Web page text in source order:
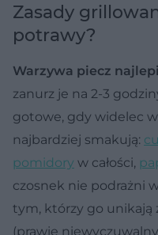
Zasady
potrawy?
Warzywa piecz
zanurz je na 2-3
gotowe, gdy widelec
najbardziej smakują:
pomidory w całości,
czosnek nie podrażni
tym, którzy go unikają
(prawie